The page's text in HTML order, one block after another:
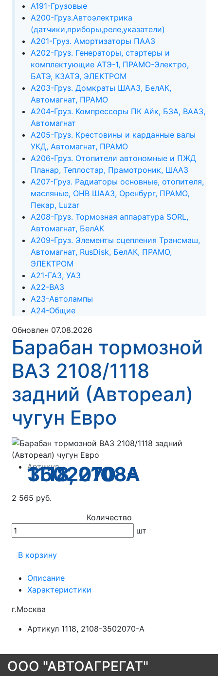
А191-Грузовые
А200-Груз.Автоэлектрика
(датчики,приборы,реле,указатели)
А201-Груз. Амортизаторы ПААЗ
А202-Груз. Генераторы, стартеры и
комплектующие АТЭ-1, ПРАМО-Электро,
БАТЭ, КЗАТЭ, ЭЛЕКТРОМ
А203-Груз. Домкраты ШААЗ, БелАК,
Автомагнат, ПРАМО
А204-Груз. Компрессоры ПК Айк, БЗА, ВААЗ,
Автомагнат
А205-Груз. Крестовины и карданные валы
УКД, Автомагнат, ПРАМО
А206-Груз. Отопители автономные и ПЖД
Планар, Теплостар, Прамотроник, ШААЗ
А207-Груз. Радиаторы основные, отопителя,
масляные, ОНВ ШААЗ, Оренбург, ПРАМО,
Пекар, Luzar
А208-Груз. Тормозная аппаратура SORL,
Автомагнат, БелАК
А209-Груз. Элементы сцепления Трансмаш,
Автомагнат, RusDisk, БелАК, ПРАМО,
ЭЛЕКТРОМ
А21-ГАЗ, УАЗ
А22-ВАЗ
А23-Автолампы
А24-Общие
Обновлен 07.08.2026
Барабан тормозной
ВАЗ 2108/1118
задний (Автореал)
чугун Евро
Артикул
1118, 2108-3502070-А
2 565 руб.
Количество
шт
В корзину
Описание
Характеристики
г.Москва
Артикул 1118, 2108-3502070-А
ООО "АВТОАГРЕГАТ"